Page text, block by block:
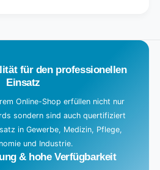
für den professionellen
Einsatz
Online-Shop erfüllen nicht nur
sondern sind auch quertifiziert
in Gewerbe, Medizin, Pflege,
und Industrie.
& hohe Verfügbarkeit